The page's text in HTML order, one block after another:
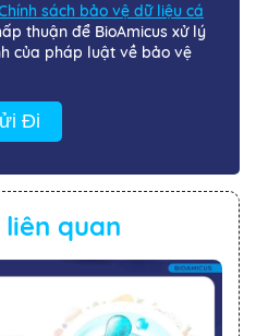
sách bảo vệ dữ liệu cá
thuận để BioAmicus xử lý
của pháp luật về bảo vệ
Đi
quan